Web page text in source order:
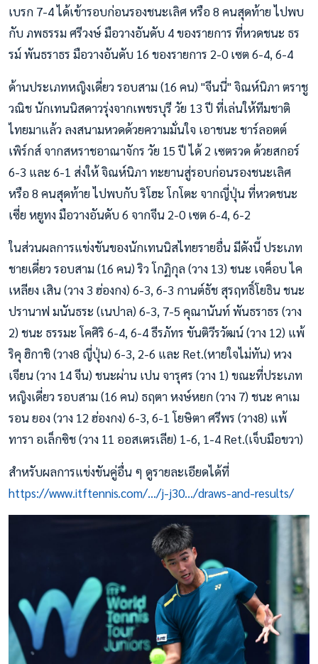
เบรก 7-4 ได้เข้ารอบก่อนรองชนะเลิศ หรือ 8 คนสุดท้าย ไปพบ
กับ ภพธรรม ศรีวงษ์ มือวางอันดับ 4 ของรายการ ที่หวดชนะ ธร
รม์ พันธราธร มือวางอันดับ 16 ของรายการ 2-0 เซต 6-4, 6-4
ด้านประเภทหญิงเดี่ยว รอบสาม (16 คน) "จีนนี่" จิณห์นิภา ตราชู
วณิช นักเทนนิสดาวรุ่งจากเพชรบุรี วัย 13 ปี ที่เล่นให้ทีมชาติ
ไทยมาแล้ว ลงสนามหวดด้วยความมั่นใจ เอาชนะ ชาร์ลอตต์
เพิร์กส์ จากสหราชอาณาจักร วัย 15 ปี ได้ 2 เซตรวด ด้วยสกอร์
6-3 และ 6-1 ส่งให้ จิณห์นิภา ทะยานสู่รอบก่อนรองชนะเลิศ
หรือ 8 คนสุดท้าย ไปพบกับ ริโฮะ โกโตะ จากญี่ปุ่น ที่หวดชนะ
เซี่ย หยูทง มือวางอันดับ 6 จากจีน 2-0 เซต 6-4, 6-2
ในส่วนผลการแข่งขันของนักเทนนิสไทยรายอื่น มีดังนี้ ประเภท
ชายเดี่ยว รอบสาม (16 คน) ริว โกฏิกุล (วาง 13) ชนะ เจค็อบ ไค
เหลียง เสิน (วาง 3 ฮ่องกง) 6-3, 6-3 กานต์ธัช สุรฤทธิ์โยธิน ชนะ
ปรานาฟ มนันธระ (เนปาล) 6-3, 7-5 คุณานันท์ พันธราธร (วาง
2) ชนะ ธรรมะ โคศิริ 6-4, 6-4 ธีรภัทร ขันติวีรวัฒน์ (วาง 12) แพ้
ริคุ ฮิกาชิ (วาง8 ญี่ปุ่น) 6-3, 2-6 และ Ret.(หายใจไม่ทัน) หวง
เจียน (วาง 14 จีน) ชนะผ่าน เปน จารุศร (วาง 1) ขณะที่ประเภท
หญิงเดี่ยว รอบสาม (16 คน) ธฤตา หงษ์หยก (วาง 7) ชนะ คาเม
รอน ยอง (วาง 12 ฮ่องกง) 6-3, 6-1 โยษิตา ศรีพร (วาง8) แพ้
ทารา อเล็กซิช (วาง 11 ออสเตรเลีย) 1-6, 1-4 Ret.(เจ็บมือขวา)
สำหรับผลการแข่งขันคู่อื่น ๆ ดูรายละเอียดได้ที่
https://www.itftennis.com/.../j-j30.../draws-and-results/